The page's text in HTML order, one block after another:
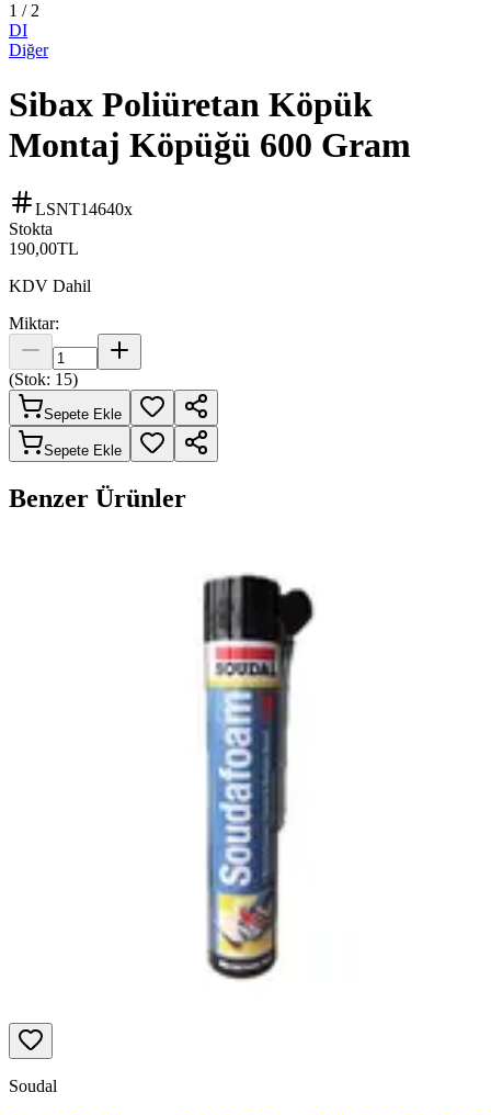
1 / 2
DI
Diğer
Sibax Poliüretan Köpük
Montaj Köpüğü 600 Gram
LSNT14640x
Stokta
190,00TL
KDV Dahil
Miktar:
(Stok: 15)
Sepete Ekle
Sepete Ekle
Benzer Ürünler
Soudal